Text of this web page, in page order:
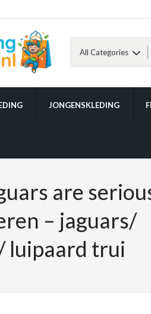
JONGENSKLEDING
are
– jaguars/
luipaard trui